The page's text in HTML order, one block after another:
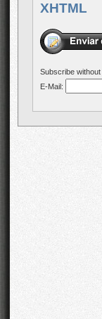
XHTML
Subscribe
E-Mail: